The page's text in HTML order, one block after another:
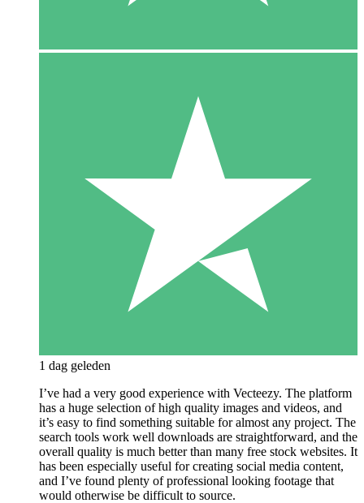
1 dag geleden
I’ve had a very good experience with Vecteezy. The platform
has a huge selection of high quality images and videos, and
it’s easy to find something suitable for almost any project. The
search tools work well downloads are straightforward, and the
overall quality is much better than many free stock websites. It
has been especially useful for creating social media content,
and I’ve found plenty of professional looking footage that
would otherwise be difficult to source.